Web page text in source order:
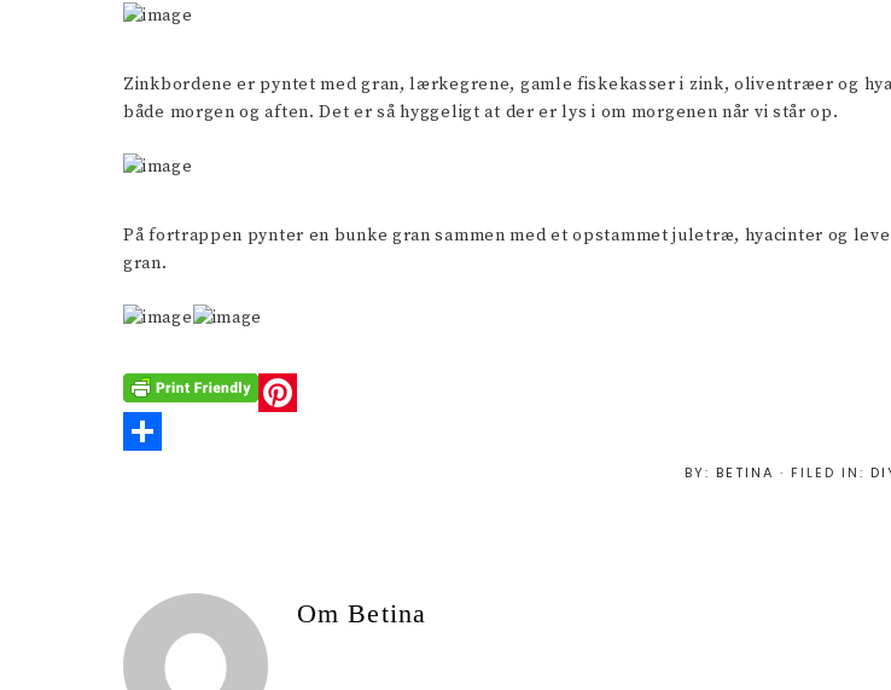
Zinkbordene er pyntet med gran, lærkegrene, gamle fiskekasser i zink, oliventræer og
både morgen og aften. Det er så hyggeligt at der er lys i om morgenen når vi står op.
På fortrappen pynter en bunke gran sammen med et opstammet juletræ, hyacinter og
gran.
P
e
e
BY: BETINA · FILED IN:
OmBetina